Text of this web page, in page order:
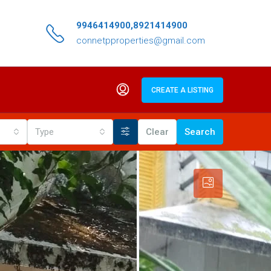
9946414900,8921414900
connetpproperties@gmail.com
CREATE A LISTING
Type Clear Search